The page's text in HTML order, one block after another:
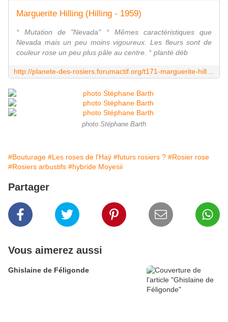
Marguerite Hilling (Hilling - 1959)
° Mutation de "Nevada" ° Mêmes caractéristiques que
Nevada mais un peu moins vigoureux. Les fleurs sont de
couleur rose un peu plus pâle au centre. ° planté déb
photo Stéphane Barth
#Bouturage #Les roses de l'Haÿ #futurs rosiers ? #Rosier rose
#Rosiers arbustifs #hybride Moyesii
Partager
Vous aimerez aussi
Ghislaine de Féligonde